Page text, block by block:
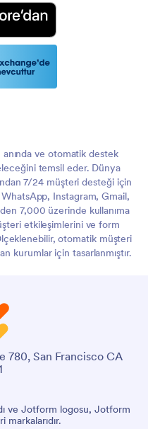
ve otomatik destek
temsil eder. Dünya
7/24 müşteri desteği için
Instagram, Gmail,
7,000 üzerinde kullanıma
etkileşimlerini ve form
otomatik müşteri
kurumlar için tasarlanmıştır.
780, San Francisco CA
ve Jotform logosu, Jotform